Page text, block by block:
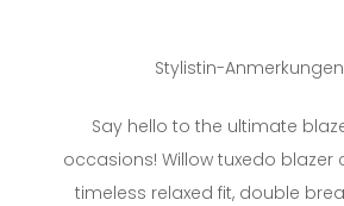
Stylistin-Anmerkungen
Say hello to the ultimate
occasions! Willow tuxedo blazer
timeless relaxed fit, double